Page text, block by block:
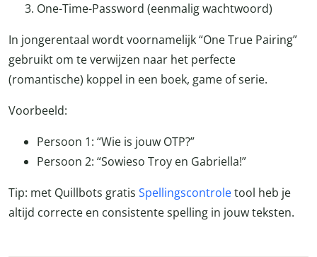
One-Time-Password (eenmalig wachtwoord)
In jongerentaal wordt voornamelijk “One True Pairing”
gebruikt om te verwijzen naar het perfecte
(romantische) koppel in een boek, game of serie.
Voorbeeld:
Persoon 1: “Wie is jouw OTP?”
Persoon 2: “Sowieso Troy en Gabriella!”
Tip: met Quillbots gratis Spellingscontroletool heb je
altijd correcte en consistente spelling in jouw teksten.